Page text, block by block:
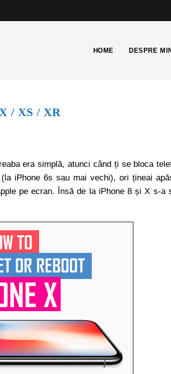
HOME DESPRE
/ XS / XR
era simplă, atunci când ți se bloca
iPhone 6s sau mai vechi), ori țineai
pe ecran. Însă de la iPhone 8 și X s-a